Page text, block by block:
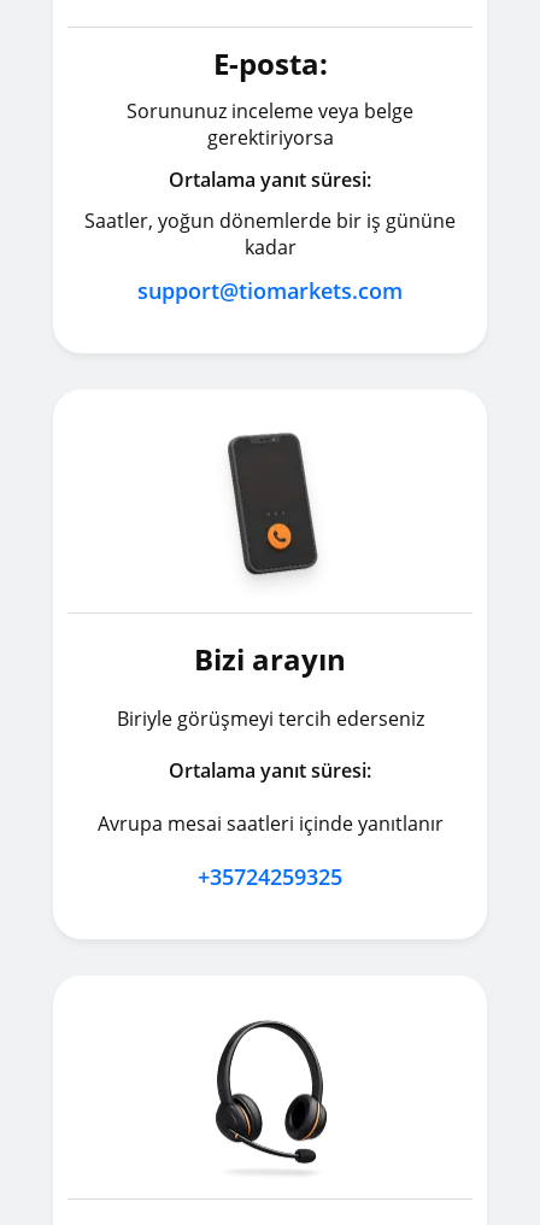
E-posta:
Sorununuz inceleme veya belge
gerektiriyorsa
Ortalama yanıt süresi:
Saatler, yoğun dönemlerde bir iş gününe
kadar
support@tiomarkets.com
Bizi arayın
Biriyle görüşmeyi tercih ederseniz
Ortalama yanıt süresi:
Avrupa mesai saatleri içinde yanıtlanır
+35724259325